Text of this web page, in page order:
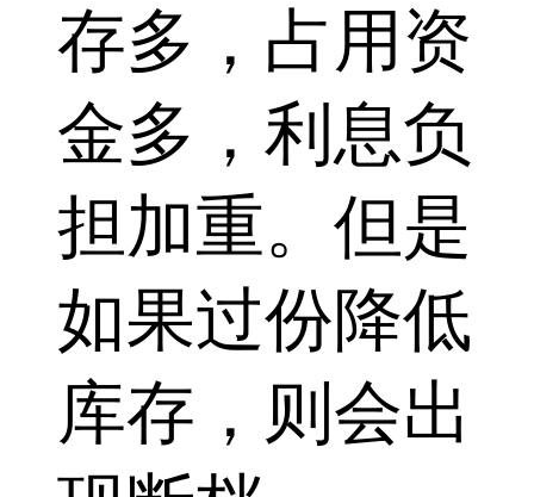
存多，占用资
金多，利息负
担加重。但是
如果过份降低
库存，则会出